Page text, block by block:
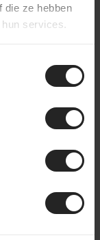
die ze hebben
services.
is,
hoogte van
je